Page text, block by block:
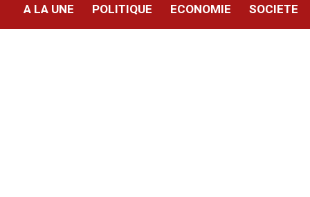
A LA UNE POLITIQUE ECONOMIE SOCIETE